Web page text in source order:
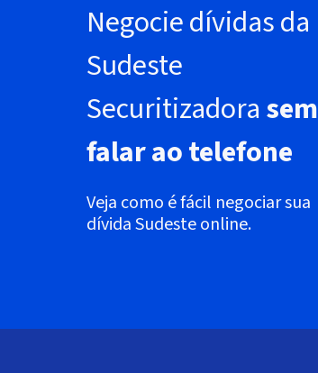
Negocie dívidas da
Sudeste
Securitizadorasem
falar ao telefone
Veja como é fácil negociar sua
dívida Sudeste online.